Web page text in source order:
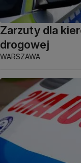
Zarzuty dla
drogowej
WARSZAWA